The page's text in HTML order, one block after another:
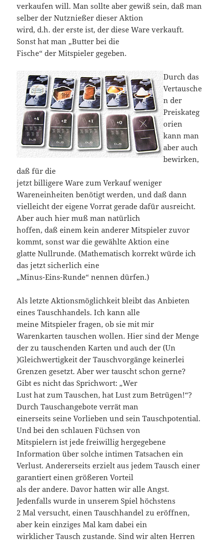
verkaufen will. Man sollte aber gewiß sein, daß man
selber der Nutznießer dieser Aktion
wird, d.h. der erste ist, der diese Ware verkauft.
Sonst hat man „Butter bei die
Fische“ der Mitspieler gegeben.
Durch das
Vertausche
n der
Preiskateg
orien
kann man
aber auch
bewirken,
daß für die
jetzt billigere Ware zum Verkauf weniger
Wareneinheiten benötigt werden, und daß dann
vielleicht der eigene Vorrat gerade dafür ausreicht.
Aber auch hier muß man natürlich
hoffen, daß einem kein anderer Mitspieler zuvor
kommt, sonst war die gewählte Aktion eine
glatte Nullrunde. (Mathematisch korrekt würde ich
das jetzt sicherlich eine
„Minus-Eins-Runde“ nennen dürfen.)
Als letzte Aktionsmöglichkeit bleibt das Anbieten
eines Tauschhandels. Ich kann alle
meine Mitspieler fragen, ob sie mit mir
Warenkarten tauschen wollen. Hier sind der Menge
der zu tauschenden Karten und auch der (Un
)Gleichwertigkeit der Tauschvorgänge keinerlei
Grenzen gesetzt. Aber wer tauscht schon gerne?
Gibt es nicht das Sprichwort: „Wer
Lust hat zum Tauschen, hat Lust zum Betrügen!“?
Durch Tauschangebote verrät man
einerseits seine Vorlieben und sein Tauschpotential.
Und bei den schlauen Füchsen von
Mitspielern ist jede freiwillig hergegebene
Information über solche intimen Tatsachen ein
Verlust. Andererseits erzielt aus jedem Tausch einer
garantiert einen größeren Vorteil
als der andere. Davor hatten wir alle Angst.
Jedenfalls wurde in unserem Spiel höchstens
2 Mal versucht, einen Tauschhandel zu eröffnen,
aber kein einziges Mal kam dabei ein
wirklicher Tausch zustande. Sind wir alten Herren